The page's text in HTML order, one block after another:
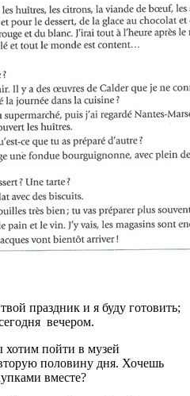
праздник и я буду готовить;
вечером.
пойти в музей
половину дня. Хочешь
вместе?